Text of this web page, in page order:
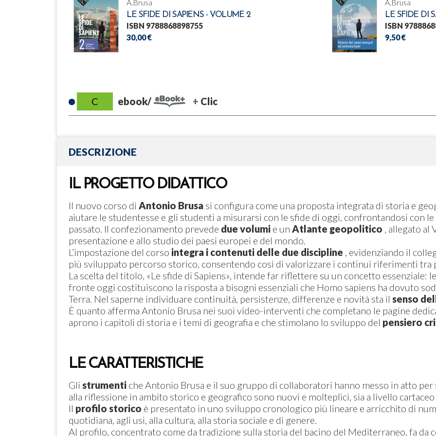
A.Brusa
LE SFIDE DI SAPIENS - VOLUME 2
ISBN 9788868898755
30,00 €
A.Brusa
LE SFIDE DI
ISBN
9,50 €
C ebook/ Clic
DESCRIZIONE
IL PROGETTO DIDATTICO
Il nuovo corso di Antonio Brusa si configura come una proposta integrata di storia e
aiutare le studentesse e gli studenti a misurarsi con le sfide di oggi, confrontandosi con
passato. Il confezionamento prevede due volumi e un Atlante geopolitico , allegato al
presentazione e allo studio dei paesi europei e del mondo.
L’impostazione del corso integra i contenuti delle due discipline , evidenziando il
più sviluppato percorso storico, consentendo così di valorizzare i continui riferimenti tra
La scelta del titolo, «Le sfide di Sapiens», intende far riflettere su un concetto essenziale:
fronte oggi costituiscono la risposta a bisogni essenziali che Homo sapiens ha dovuto
Terra. Nel saperne individuare continuità, persistenze, differenze e novità sta il senso
È quanto afferma Antonio Brusa nei suoi video-interventi che completano le pagine
aprono i capitoli di storia e i temi di geografia e che stimolano lo sviluppo del pensiero
LE CARATTERISTICHE
Gli strumenti che Antonio Brusa e il suo gruppo di collaboratori hanno messo in atto
alla riflessione in ambito storico e geografico sono nuovi e molteplici, sia a livello
Il profilo storico è presentato in uno sviluppo cronologico più lineare e arricchito di
quotidiana, agli usi, alla cultura, alla storia sociale e di genere.
Al profilo, concentrato come da tradizione sulla storia del bacino del Mediterraneo, fa da